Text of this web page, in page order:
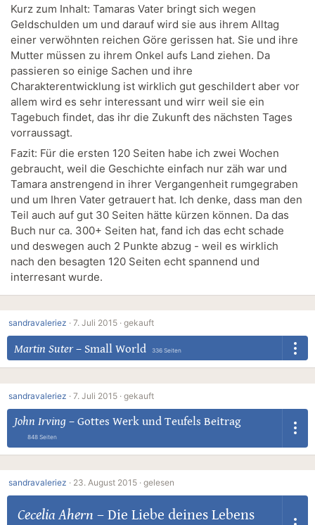
Kurz zum Inhalt: Tamaras Vater bringt sich wegen
Geldschulden um und darauf wird sie aus ihrem Alltag
einer verwöhnten reichen Göre gerissen hat. Sie und ihre
Mutter müssen zu ihrem Onkel aufs Land ziehen. Da
passieren so einige Sachen und ihre
Charakterentwicklung ist wirklich gut geschildert aber vor
allem wird es sehr interessant und wirr weil sie ein
Tagebuch findet, das ihr die Zukunft des nächsten Tages
vorraussagt.
Fazit: Für die ersten 120 Seiten habe ich zwei Wochen
gebraucht, weil die Geschichte einfach nur zäh war und
Tamara anstrengend in ihrer Vergangenheit rumgegraben
und um Ihren Vater getrauert hat. Ich denke, dass man den
Teil auch auf gut 30 Seiten hätte kürzen können. Da das
Buch nur ca. 300+ Seiten hat, fand ich das echt schade
und deswegen auch 2 Punkte abzug - weil es wirklich
nach den besagten 120 Seiten echt spannend und
interresant wurde.
sandravaleriez · 7. Juli 2015 · gekauft
Martin Suter– Small World 336 Seiten
sandravaleriez · 7. Juli 2015 · gekauft
John Irving – Gottes Werk und Teufels Beitrag
848 Seiten
sandravaleriez · 23. August 2015 · gelesen
Cecelia Ahern – Die Liebe deines Lebens